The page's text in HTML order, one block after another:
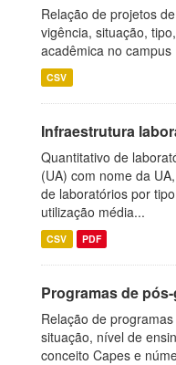
Relação de projetos
vigência, situação,
acadêmica no campus
CSV
Infraestrutura
Quantitativo de
(UA) com nome da
de laboratórios por
utilização média...
CSV PDF
Programas de
Relação de
situação, nível de
conceito Capes e